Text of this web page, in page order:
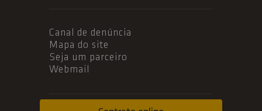
Canal de denúncia
Mapa do site
Seja um parceiro
Webmail